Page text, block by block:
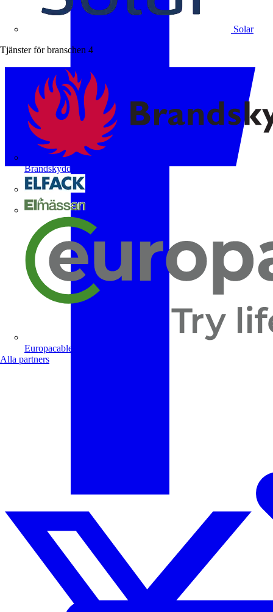
Solar
Tjänster för branschen 4
Brandskyddsföreningen
Europacable
Alla partners